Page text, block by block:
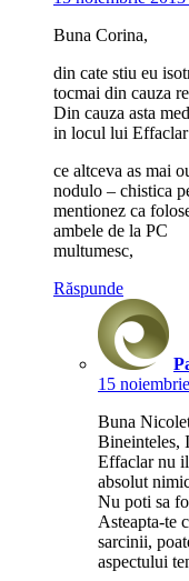
Buna Corina,
din cate stiu eu
tocmai din cauza
Din cauza asta
in locul lui
ce altceva as mai
nodulo – chistica
mentionez ca
ambele de la PC
multumesc,
Răspunde
15
Buna
Bineinteles,
Effaclar nu
absolut
Nu poti sa
Asteapta-te
sarcinii,
aspectului